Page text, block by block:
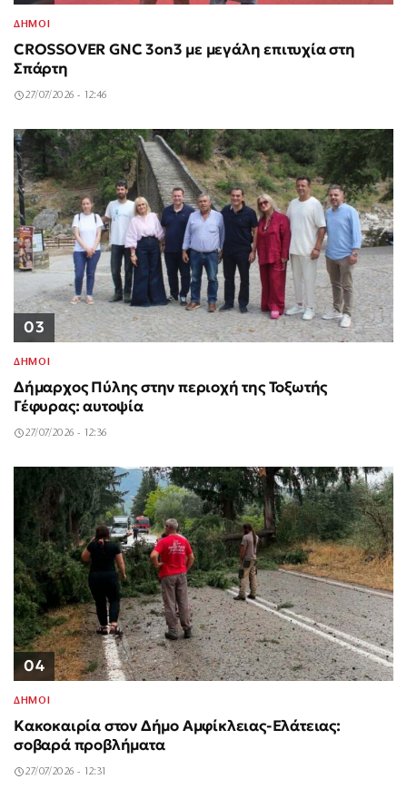
ΔΗΜΟΙ
CROSSOVER GNC 3on3 με μεγάλη επιτυχία στη
Σπάρτη
27/07/2026 - 12:46
03
ΔΗΜΟΙ
Δήμαρχος Πύλης στην περιοχή της Τοξωτής
Γέφυρας: αυτοψία
27/07/2026 - 12:36
04
ΔΗΜΟΙ
Κακοκαιρία στον Δήμο Αμφίκλειας-Ελάτειας:
σοβαρά προβλήματα
27/07/2026 - 12:31